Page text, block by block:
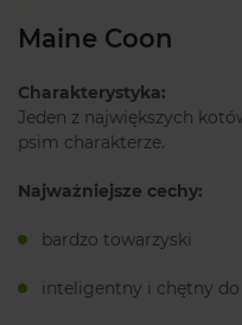
Maine Coon
Charakterystyka:
Jeden z największych
psim charakterze.
Najważniejsze cechy:
bardzo towarzyski
inteligentny i chętny do